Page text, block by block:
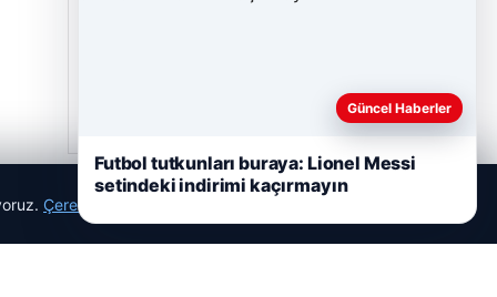
Çerez Politikamız
Güncel Haberler
Futbol tutkunları buraya: Lionel Messi
setindeki indirimi kaçırmayın